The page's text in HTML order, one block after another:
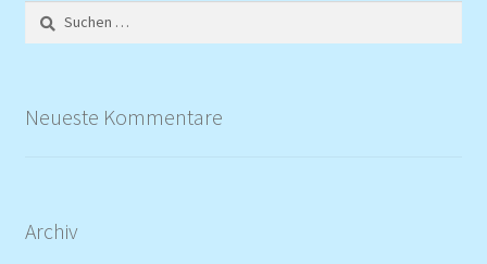
Suchen
nach:
Neueste Kommentare
Archiv